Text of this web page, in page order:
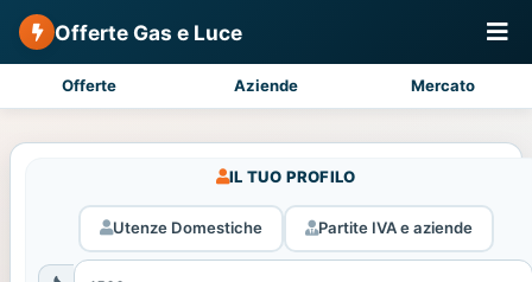
Offerte Gas e Luce
Offerte Aziende Mercato
IL TUO PROFILO
Utenze Domestiche Partite IVA e aziende